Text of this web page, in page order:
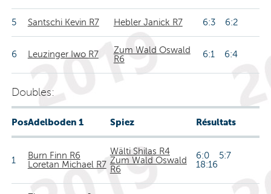
5 Santschi Kevin R7 Hebler Janick R7 6:3 6:2
6 Leuzinger Iwo R7
Zum Wald Oswald
R6
6:1 6:4
Doubles:
PosAdelboden 1 Spiez Résultats
1
Burn Finn R6
Loretan Michael R7
Wälti Shilas R4
Zum Wald Oswald
R6
6:0 5:7
18:16